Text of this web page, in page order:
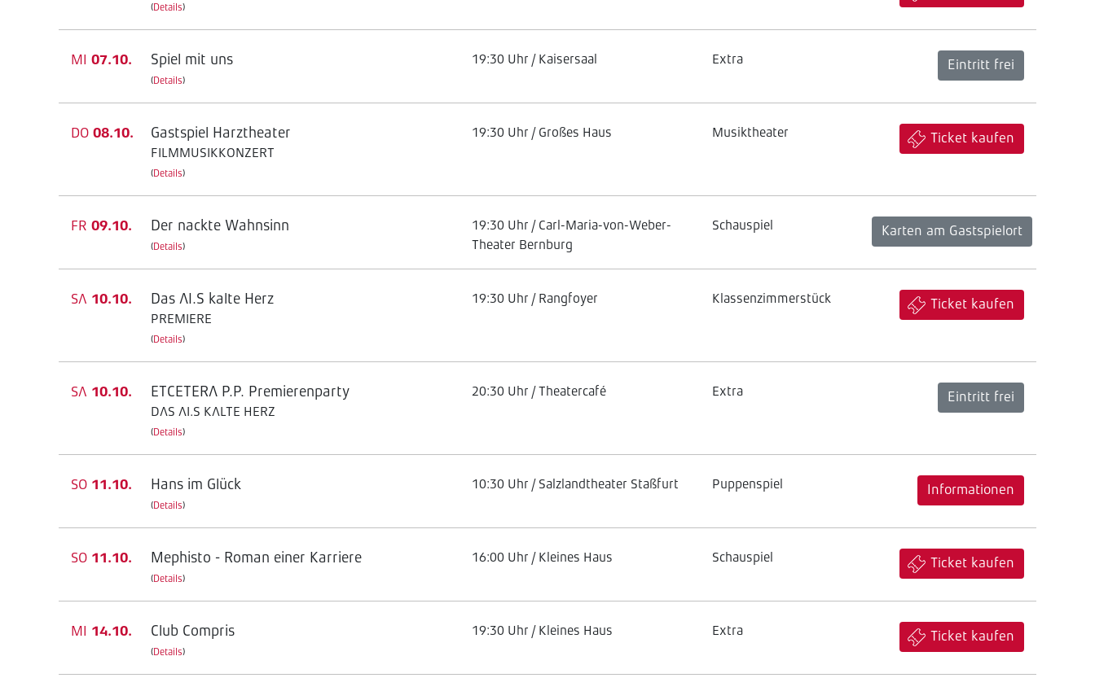
(Details)
MI 07.10. Spiel mit uns
(Details)
19:30 Uhr / Kaisersaal Extra Eintritt frei
DO 08.10. Gastspiel Harztheater
FILMMUSIKKONZERT
(Details)
19:30 Uhr / Großes Haus Musiktheater Ticket kaufen
FR 09.10. Der nackte Wahnsinn
(Details)
19:30 Uhr / Carl-Maria-von-Weber-
Theater Bernburg
Schauspiel Karten am Gastspielort
SA 10.10. Das AI.S kalte Herz
PREMIERE
(Details)
19:30 Uhr / Rangfoyer Klassenzimmerstück Ticket kaufen
SA 10.10. ETCETERA P.P. Premierenparty
DAS AI.S KALTE HERZ
(Details)
20:30 Uhr / Theatercafé Extra Eintritt frei
SO 11.10. Hans im Glück
(Details)
10:30 Uhr / Salzlandtheater Staßfurt Puppenspiel Informationen
SO 11.10. Mephisto - Roman einer Karriere
(Details)
16:00 Uhr / Kleines Haus Schauspiel Ticket kaufen
MI 14.10. Club Compris
(Details)
19:30 Uhr / Kleines Haus Extra Ticket kaufen